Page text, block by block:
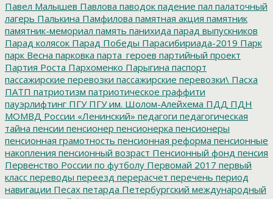
Павел Малышев Павлова паводок падение пал палаточный
лагерь Палькина Памфилова памятная акция памятник
памятник-мемориал память панихида парад выпускников
Парад колясок Парад Победы Парасибириада-2019 Парк
парк Весна парковка парта_героев партийный проект
Партия Роста Пархоменко Парыгина паспорт
пассажирские перевозки пассажирские перевозки\ Пасха
ПАТП патриотизм патриотическое граффити
пауэрлифтинг ПГУПГУ им. Шолом-Алейхема ПДД ПДН
МОМВД России «Ленинский» педагоги педагогическая
тайна пенсии пенсионер пенсионерка пенсионеры
пенсионная грамотность пенсионная реформа пенсионные
накопления пенсионный возраст Пенсионный фонд пенсия
Первенство России по футболу Первомай 2017 первый
класс переводы переезд перерасчет перечень период
навигации Песах петарда Петербургский международный